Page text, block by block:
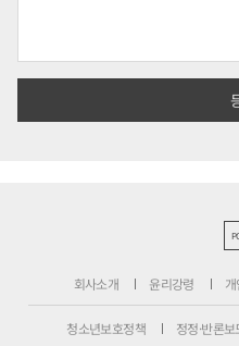
회사소개 윤리강령
청소년보호정책 정정·반론보